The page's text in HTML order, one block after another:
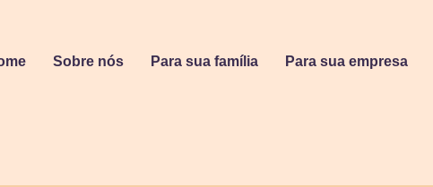
Sobre nós Para sua família Para sua empresa